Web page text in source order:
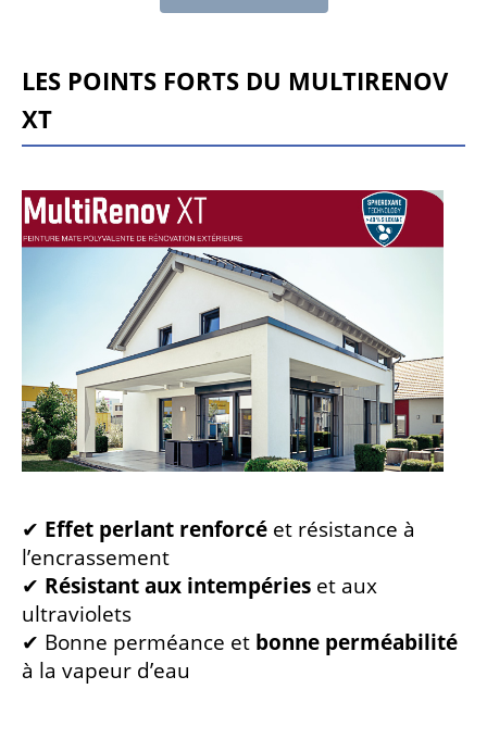
LES POINTS FORTS DU MULTIRENOV
XT
✔ Effet perlant renforcé et résistance à
l’encrassement
✔ Résistant aux intempéries et aux
ultraviolets
✔ Bonne perméance et bonne perméabilité
à la vapeur d’eau